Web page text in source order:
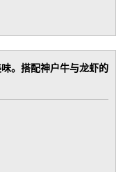
。搭配神户牛与龙虾的